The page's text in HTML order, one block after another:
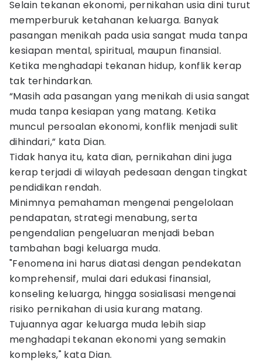
Selain tekanan ekonomi, pernikahan usia dini turut
memperburuk ketahanan keluarga. Banyak
pasangan menikah pada usia sangat muda tanpa
kesiapan mental, spiritual, maupun finansial.
Ketika menghadapi tekanan hidup, konflik kerap
tak terhindarkan.
“Masih ada pasangan yang menikah di usia sangat
muda tanpa kesiapan yang matang. Ketika
muncul persoalan ekonomi, konflik menjadi sulit
dihindari,” kata Dian.
Tidak hanya itu, kata dian, pernikahan dini juga
kerap terjadi di wilayah pedesaan dengan tingkat
pendidikan rendah.
Minimnya pemahaman mengenai pengelolaan
pendapatan, strategi menabung, serta
pengendalian pengeluaran menjadi beban
tambahan bagi keluarga muda.
"Fenomena ini harus diatasi dengan pendekatan
komprehensif, mulai dari edukasi finansial,
konseling keluarga, hingga sosialisasi mengenai
risiko pernikahan di usia kurang matang.
Tujuannya agar keluarga muda lebih siap
menghadapi tekanan ekonomi yang semakin
kompleks," kata Dian.